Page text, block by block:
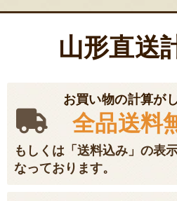
ョ
山形直送
お買い物の計算が
全品送料
もしくは「送料込み」の表
なっております。